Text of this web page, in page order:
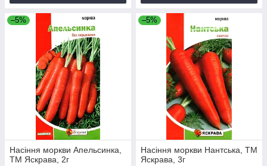
–5%
Насіння моркви Апельсинка,
ТМ Яскрава, 2г
–5%
Насіння моркви Нантська, ТМ
Яскрава, 3г